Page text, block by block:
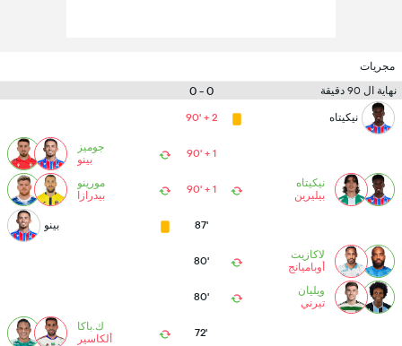
مجريات
نهاية ال 90 دقيقة
0 - 0
نيكيتاه 90' + 2
90' + 1
جوميز
بينو
نيكيتاه
بيليرين
90' + 1
مورينو
بيدرازا
87' بينو
لاكازيت
أوباميانج
80'
ويليان
تيرني
80'
72'
ك.باكا
ألكاسير